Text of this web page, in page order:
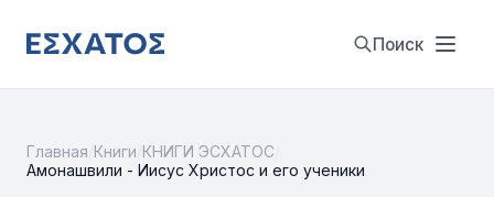
Поиск
Главная Книги КНИГИ ЭСХАТОС
Амонашвили - Иисус Христос и eгo ученики